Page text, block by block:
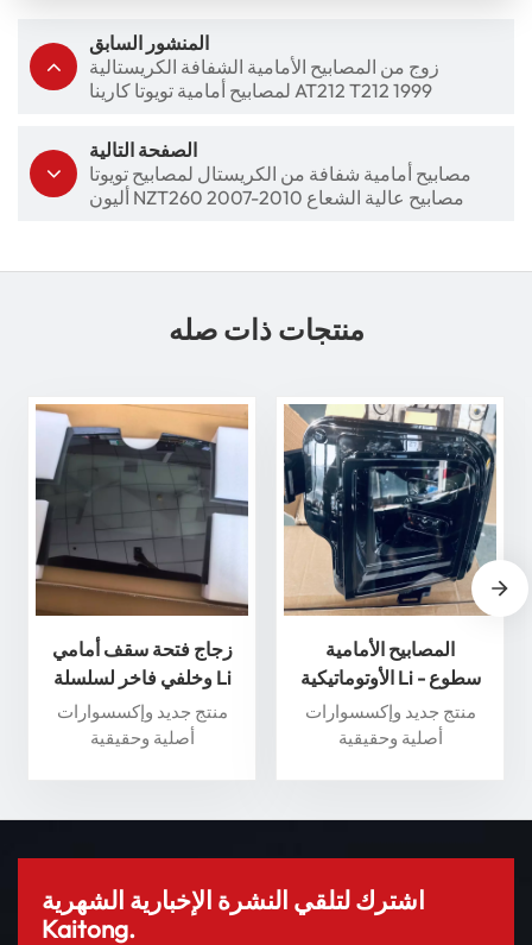
المنشور السابق
زوج من المصابيح الأمامية الشفافة الكريستالية
لمصابيح أمامية تويوتا كارينا AT212 T212 1999
الصفحة التالية
مصابيح أمامية شفافة من الكريستال لمصابيح تويوتا
أليون NZT260 2007-2010 مصابيح عالية الشعاع
منتجات ذات صله
زجاج فتحة سقف أمامي
وخلفي فاخر لسلسلة Li
Auto L - عزز تجربة القيادة
الخاصة بك
منتج جديد وإكسسوارات
أصلية وحقيقية
المصابيح الأمامية
الأوتوماتيكية Li - سطوع
وأداء فائقان لسلامة قصوى
منتج جديد وإكسسوارات
أصلية وحقيقية
اشترك لتلقي النشرة الإخبارية الشهرية
Kaitong.